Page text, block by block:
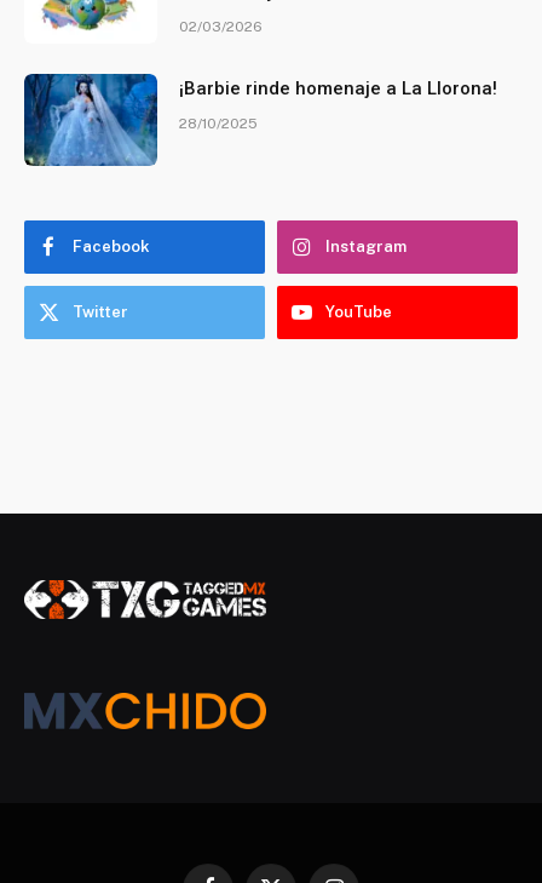
02/03/2026
¡Barbie rinde homenaje a La Llorona!
28/10/2025
Facebook Instagram
Twitter YouTube